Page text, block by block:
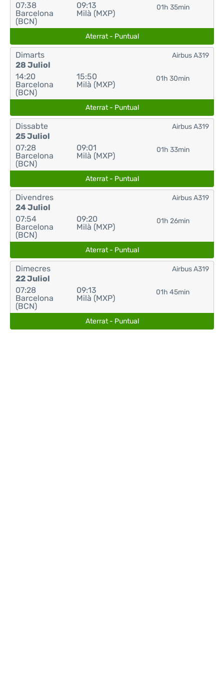
07:38
Barcelona
(BCN)
09:13
Milà (MXP)
01h 35min
Aterrat - Puntual
Dimarts
28 Juliol
14:20
Barcelona
(BCN)
15:50
Milà (MXP)
01h 30min
Airbus A319
Aterrat - Puntual
Dissabte
25 Juliol
07:28
Barcelona
(BCN)
09:01
Milà (MXP)
01h 33min
Airbus A319
Aterrat - Puntual
Divendres
24 Juliol
07:54
Barcelona
(BCN)
09:20
Milà (MXP)
01h 26min
Airbus A319
Aterrat - Puntual
Dimecres
22 Juliol
07:28
Barcelona
(BCN)
09:13
Milà (MXP)
01h 45min
Airbus A319
Aterrat - Puntual